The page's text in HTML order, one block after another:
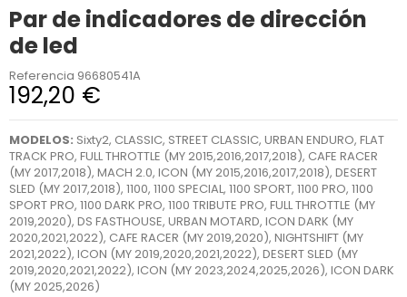
Par de indicadores de dirección
de led
Referencia 96680541A
192,20 €
MODELOS: Sixty2, CLASSIC, STREET CLASSIC, URBAN ENDURO, FLAT
TRACK PRO, FULL THROTTLE (MY 2015,2016,2017,2018), CAFE RACER
(MY 2017,2018), MACH 2.0, ICON (MY 2015,2016,2017,2018), DESERT
SLED (MY 2017,2018), 1100, 1100 SPECIAL, 1100 SPORT, 1100 PRO, 1100
SPORT PRO, 1100 DARK PRO, 1100 TRIBUTE PRO, FULL THROTTLE (MY
2019,2020), DS FASTHOUSE, URBAN MOTARD, ICON DARK (MY
2020,2021,2022), CAFE RACER (MY 2019,2020), NIGHTSHIFT (MY
2021,2022), ICON (MY 2019,2020,2021,2022), DESERT SLED (MY
2019,2020,2021,2022), ICON (MY 2023,2024,2025,2026), ICON DARK
(MY 2025,2026)